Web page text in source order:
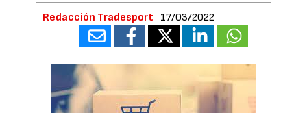
Redacción Tradesport 17/03/2022